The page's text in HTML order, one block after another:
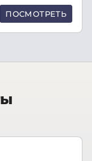
ПОСМОТРЕТЬ